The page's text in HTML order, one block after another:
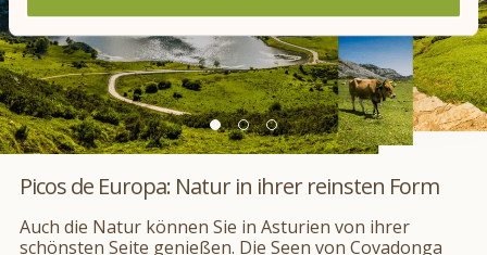
Picos de Europa: Natur in ihrer reinsten Form
Auch die Natur können Sie in Asturien von ihrer
schönsten Seite genießen. Die Seen von Covadonga